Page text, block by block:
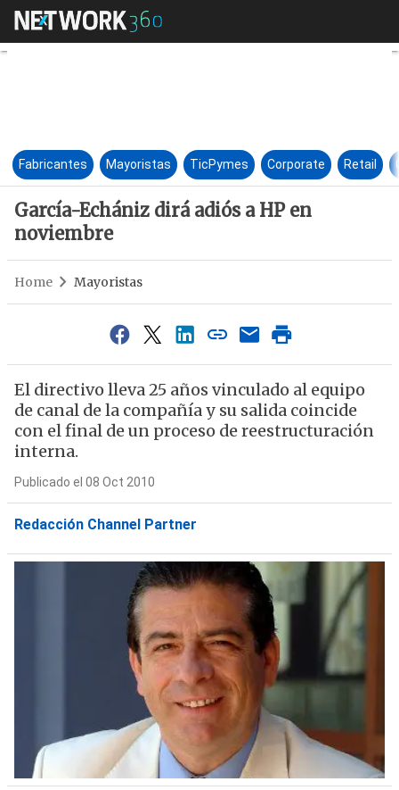
García-Echániz dirá adiós a
Fabricantes Mayoristas TicPymes Corporate Retail
García-Echániz dirá adiós a HP en
noviembre
Home Mayoristas
El directivo lleva 25 años vinculado al equipo
de canal de la compañía y su salida coincide
con el final de un proceso de reestructuración
interna.
Publicado el 08 Oct 2010
Redacción Channel Partner